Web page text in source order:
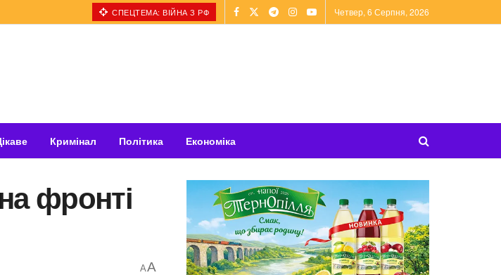
СПЕЦТЕМА: ВІЙНА З РФ Четвер, 6 Серпня, 2026
Кримінал Політика Економіка
фронті
AA